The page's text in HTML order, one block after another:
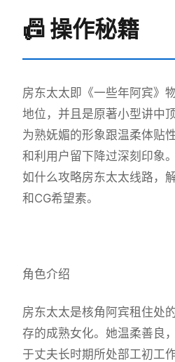
📠 操作秘籍
房东太太即《一些年阿宾》
地位，并且是原著小型讲中
为熟妩媚的形象跟温柔体贴
和利用户留下降过深刻印象
如什么攻略房东太太线路，
和CG希望素。
角色介绍
房东太太是核角阿宾租住处
存的成熟女化。她温柔善良
于丈夫长时期所处部工初工